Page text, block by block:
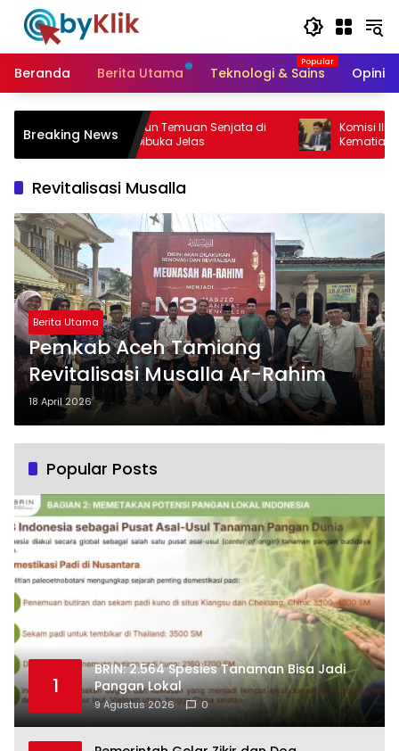
Langsung
konten
Beranda
Berita Utama Teknologi & Sains Opini
Breaking News
Temuan Senjata di
Harus Dibuka Jelas
Komisi III Desak Polisi Usut
Kematian Winda
Revitalisasi Musalla
Berita Utama
Pemkab Aceh Tamiang
Revitalisasi Musalla Ar-Rahim
18 April 2026
Popular Posts
1
BRIN: 2.564 Spesies Tanaman Bisa Jadi
Pangan Lokal
9 Agustus 2026 0